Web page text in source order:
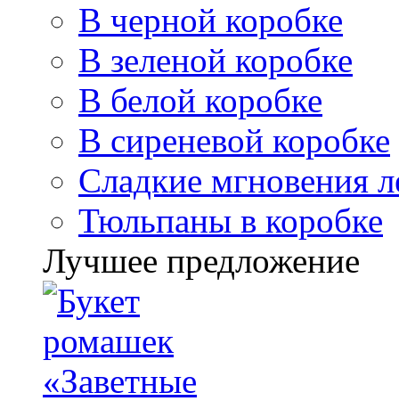
В черной коробке
В зеленой коробке
В белой коробке
В сиреневой коробке
Сладкие мгновения
Тюльпаны в коробке
Лучшее предложение